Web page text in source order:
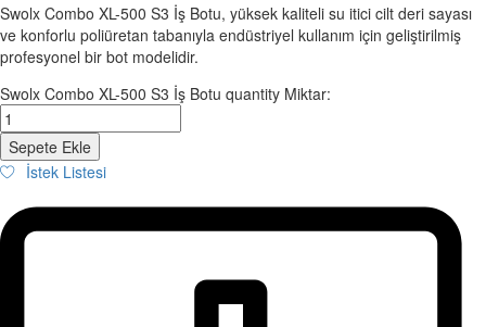
Swolx Combo XL-500 S3 İş Botu, yüksek kaliteli su itici cilt deri sayası
ve konforlu poliüretan tabanıyla endüstriyel kullanım için geliştirilmiş
profesyonel bir bot modelidir.
Swolx Combo XL-500 S3 İş Botu quantity Miktar:
Sepete Ekle
İstek Listesi